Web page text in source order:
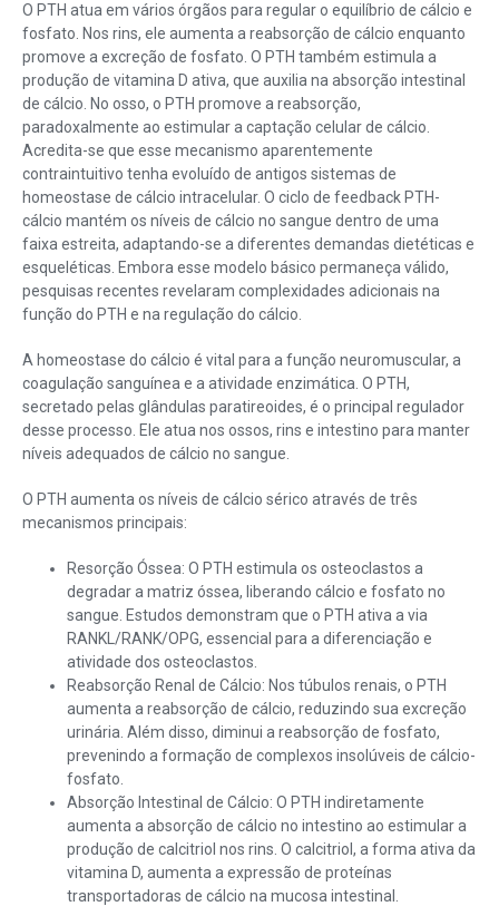
O PTH atua em vários órgãos para regular o equilíbrio de cálcio e
fosfato. Nos rins, ele aumenta a reabsorção de cálcio enquanto
promove a excreção de fosfato. O PTH também estimula a
produção de vitamina D ativa, que auxilia na absorção intestinal
de cálcio. No osso, o PTH promove a reabsorção,
paradoxalmente ao estimular a captação celular de cálcio.
Acredita-se que esse mecanismo aparentemente
contraintuitivo tenha evoluído de antigos sistemas de
homeostase de cálcio intracelular. O ciclo de feedback PTH-
cálcio mantém os níveis de cálcio no sangue dentro de uma
faixa estreita, adaptando-se a diferentes demandas dietéticas e
esqueléticas. Embora esse modelo básico permaneça válido,
pesquisas recentes revelaram complexidades adicionais na
função do PTH e na regulação do cálcio.
A homeostase do cálcio é vital para a função neuromuscular, a
coagulação sanguínea e a atividade enzimática. O PTH,
secretado pelas glândulas paratireoides, é o principal regulador
desse processo. Ele atua nos ossos, rins e intestino para manter
níveis adequados de cálcio no sangue.
O PTH aumenta os níveis de cálcio sérico através de três
mecanismos principais:
Resorção Óssea: O PTH estimula os osteoclastos a
degradar a matriz óssea, liberando cálcio e fosfato no
sangue. Estudos demonstram que o PTH ativa a via
RANKL/RANK/OPG, essencial para a diferenciação e
atividade dos osteoclastos.
Reabsorção Renal de Cálcio: Nos túbulos renais, o PTH
aumenta a reabsorção de cálcio, reduzindo sua excreção
urinária. Além disso, diminui a reabsorção de fosfato,
prevenindo a formação de complexos insolúveis de cálcio-
fosfato.
Absorção Intestinal de Cálcio: O PTH indiretamente
aumenta a absorção de cálcio no intestino ao estimular a
produção de calcitriol nos rins. O calcitriol, a forma ativa da
vitamina D, aumenta a expressão de proteínas
transportadoras de cálcio na mucosa intestinal.